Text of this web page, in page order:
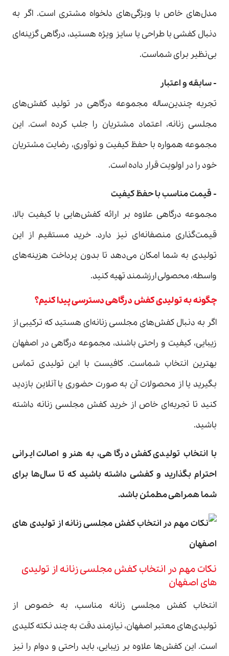
مدل‌های خاص با ویژگی‌های دلخواه مشتری است. اگر به
دنبال کفشی با طراحی یا سایز ویژه هستید، درگاهی گزینه‌ای
بی‌نظیر برای شماست.
- سابقه و اعتبار
تجربه چندین‌ساله مجموعه درگاهی در تولید کفش‌های
مجلسی زنانه، اعتماد مشتریان را جلب کرده است. این
مجموعه همواره با حفظ کیفیت و نوآوری، رضایت مشتریان
خود را در اولویت قرار داده است.
- قیمت مناسب با حفظ کیفیت
مجموعه درگاهی علاوه بر ارائه کفش‌هایی با کیفیت بالا،
قیمت‌گذاری منصفانه‌ای نیز دارد. خرید مستقیم از این
تولیدی به شما امکان می‌دهد تا بدون پرداخت هزینه‌های
واسطه، محصولی ارزشمند تهیه کنید.
چگونه به تولیدی کفش درگاهی دسترسی پیدا کنیم؟
اگر به دنبال کفش‌های مجلسی زنانه‌ای هستید که ترکیبی از
زیبایی، کیفیت و راحتی باشند، مجموعه درگاهی در اصفهان
بهترین انتخاب شماست. کافیست با این تولیدی تماس
بگیرید یا از محصولات آن به صورت حضوری یا آنلاین بازدید
کنید تا تجربه‌ای خاص از خرید کفش مجلسی زنانه داشته
باشید.
با انتخاب تولیدی کفش درگاهی، به هنر و اصالت ایرانی
احترام بگذارید و کفشی داشته باشید که تا سال‌ها برای
شما همراهی مطمئن باشد.
نکات مهم در انتخاب کفش مجلسی زنانه از تولیدی
های اصفهان
انتخاب کفش مجلسی زنانه مناسب، به خصوص از
تولیدی‌های معتبر اصفهان، نیازمند دقت به چند نکته کلیدی
است. این کفش‌ها علاوه بر زیبایی، باید راحتی و دوام را نیز